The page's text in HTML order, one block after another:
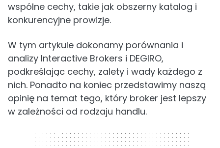
wspólne cechy, takie jak obszerny katalog i
konkurencyjne prowizje.
W tym artykule dokonamy porównania i
analizy Interactive Brokers i DEGIRO,
podkreślając cechy, zalety i wady każdego z
nich. Ponadto na koniec przedstawimy naszą
opinię na temat tego, który broker jest lepszy
w zależności od rodzaju handlu.
320 x 50